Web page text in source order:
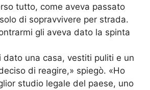
tutto, come aveva passato
di sopravvivere per strada.
gli aveva dato la spinta
dato una casa, vestiti puliti e un
di reagire,» spiegò. «Ho
studio legale del paese, uno